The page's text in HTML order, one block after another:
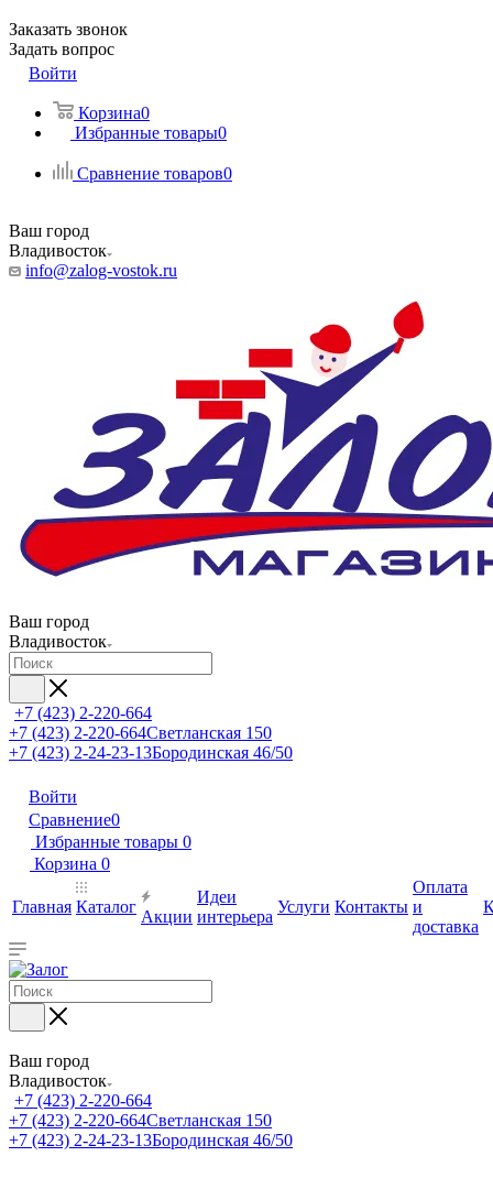
Заказать звонок
Задать вопрос
Войти
Корзина0
Избранные товары0
Сравнение товаров0
Ваш город
Владивосток
info@zalog-vostok.ru
Ваш город
Владивосток
+7 (423) 2-220-664
+7 (423) 2-220-664Светланская 150
+7 (423) 2-24-23-13Бородинская 46/50
Войти
Сравнение0
Избранные товары 0
Корзина 0
Главная Каталог
Акции
Идеи
интерьера
Услуги Контакты
Оплата
и
доставка
Ваш город
Владивосток
+7 (423) 2-220-664
+7 (423) 2-220-664Светланская 150
+7 (423) 2-24-23-13Бородинская 46/50